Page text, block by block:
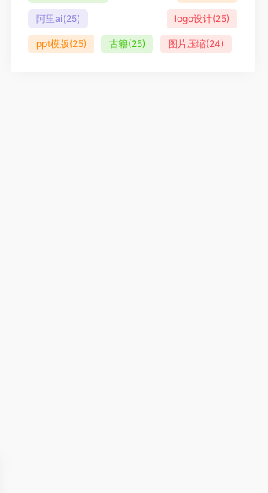
阿里ai(25) logo设计(25)
ppt模版(25) 古籍(25) 图片压缩(24)